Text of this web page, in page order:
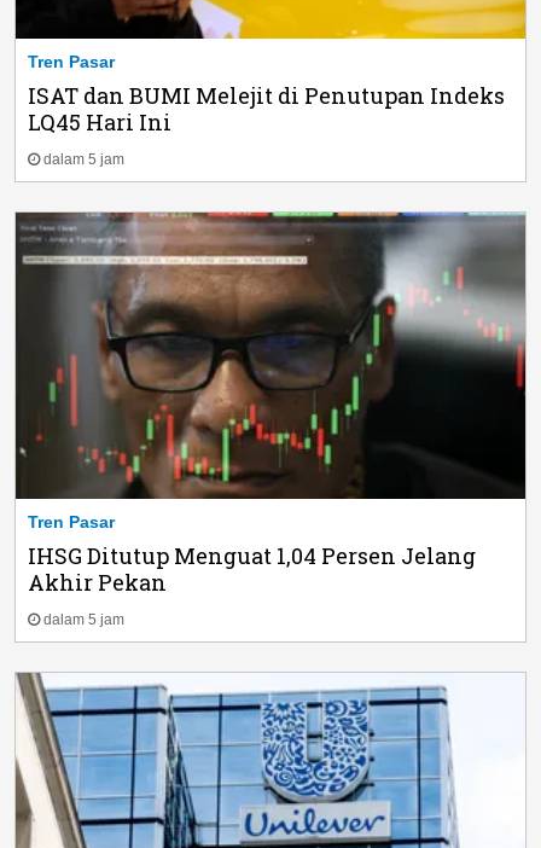
Tren Pasar
ISAT dan BUMI Melejit di Penutupan Indeks
LQ45 Hari Ini
dalam 5 jam
Tren Pasar
IHSG Ditutup Menguat 1,04 Persen Jelang
Akhir Pekan
dalam 5 jam